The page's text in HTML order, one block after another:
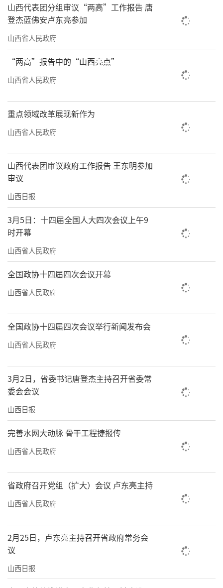
山西代表团分组审议“两高”工作报告 唐
登杰蓝佛安卢东亮参加
山西省人民政府
“两高”报告中的“山西亮点”
山西省人民政府
重点领域改革展现新作为
山西省人民政府
山西代表团审议政府工作报告 王东明参加
审议
山西日报
3月5日：十四届全国人大四次会议上午9
时开幕
山西省人民政府
全国政协十四届四次会议开幕
山西省人民政府
全国政协十四届四次会议举行新闻发布会
山西省人民政府
3月2日，省委书记唐登杰主持召开省委常
委会会议
山西日报
完善水网大动脉 骨干工程捷报传
山西省人民政府
省政府召开党组（扩大）会议 卢东亮主持
山西省人民政府
2月25日，卢东亮主持召开省政府常务会
议
山西日报